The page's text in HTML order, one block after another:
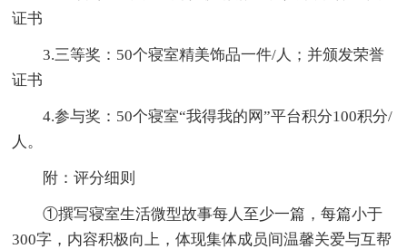
证书
3.三等奖：50个寝室精美饰品一件/人；并颁发荣誉
证书
4.参与奖：50个寝室“我得我的网”平台积分100积分/
人。
附：评分细则
①撰写寝室生活微型故事每人至少一篇，每篇小于
300字，内容积极向上，体现集体成员间温馨关爱与互帮